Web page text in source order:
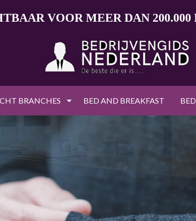
VOOR MEER DAN
BRANCHES BED AND BREAKFAST